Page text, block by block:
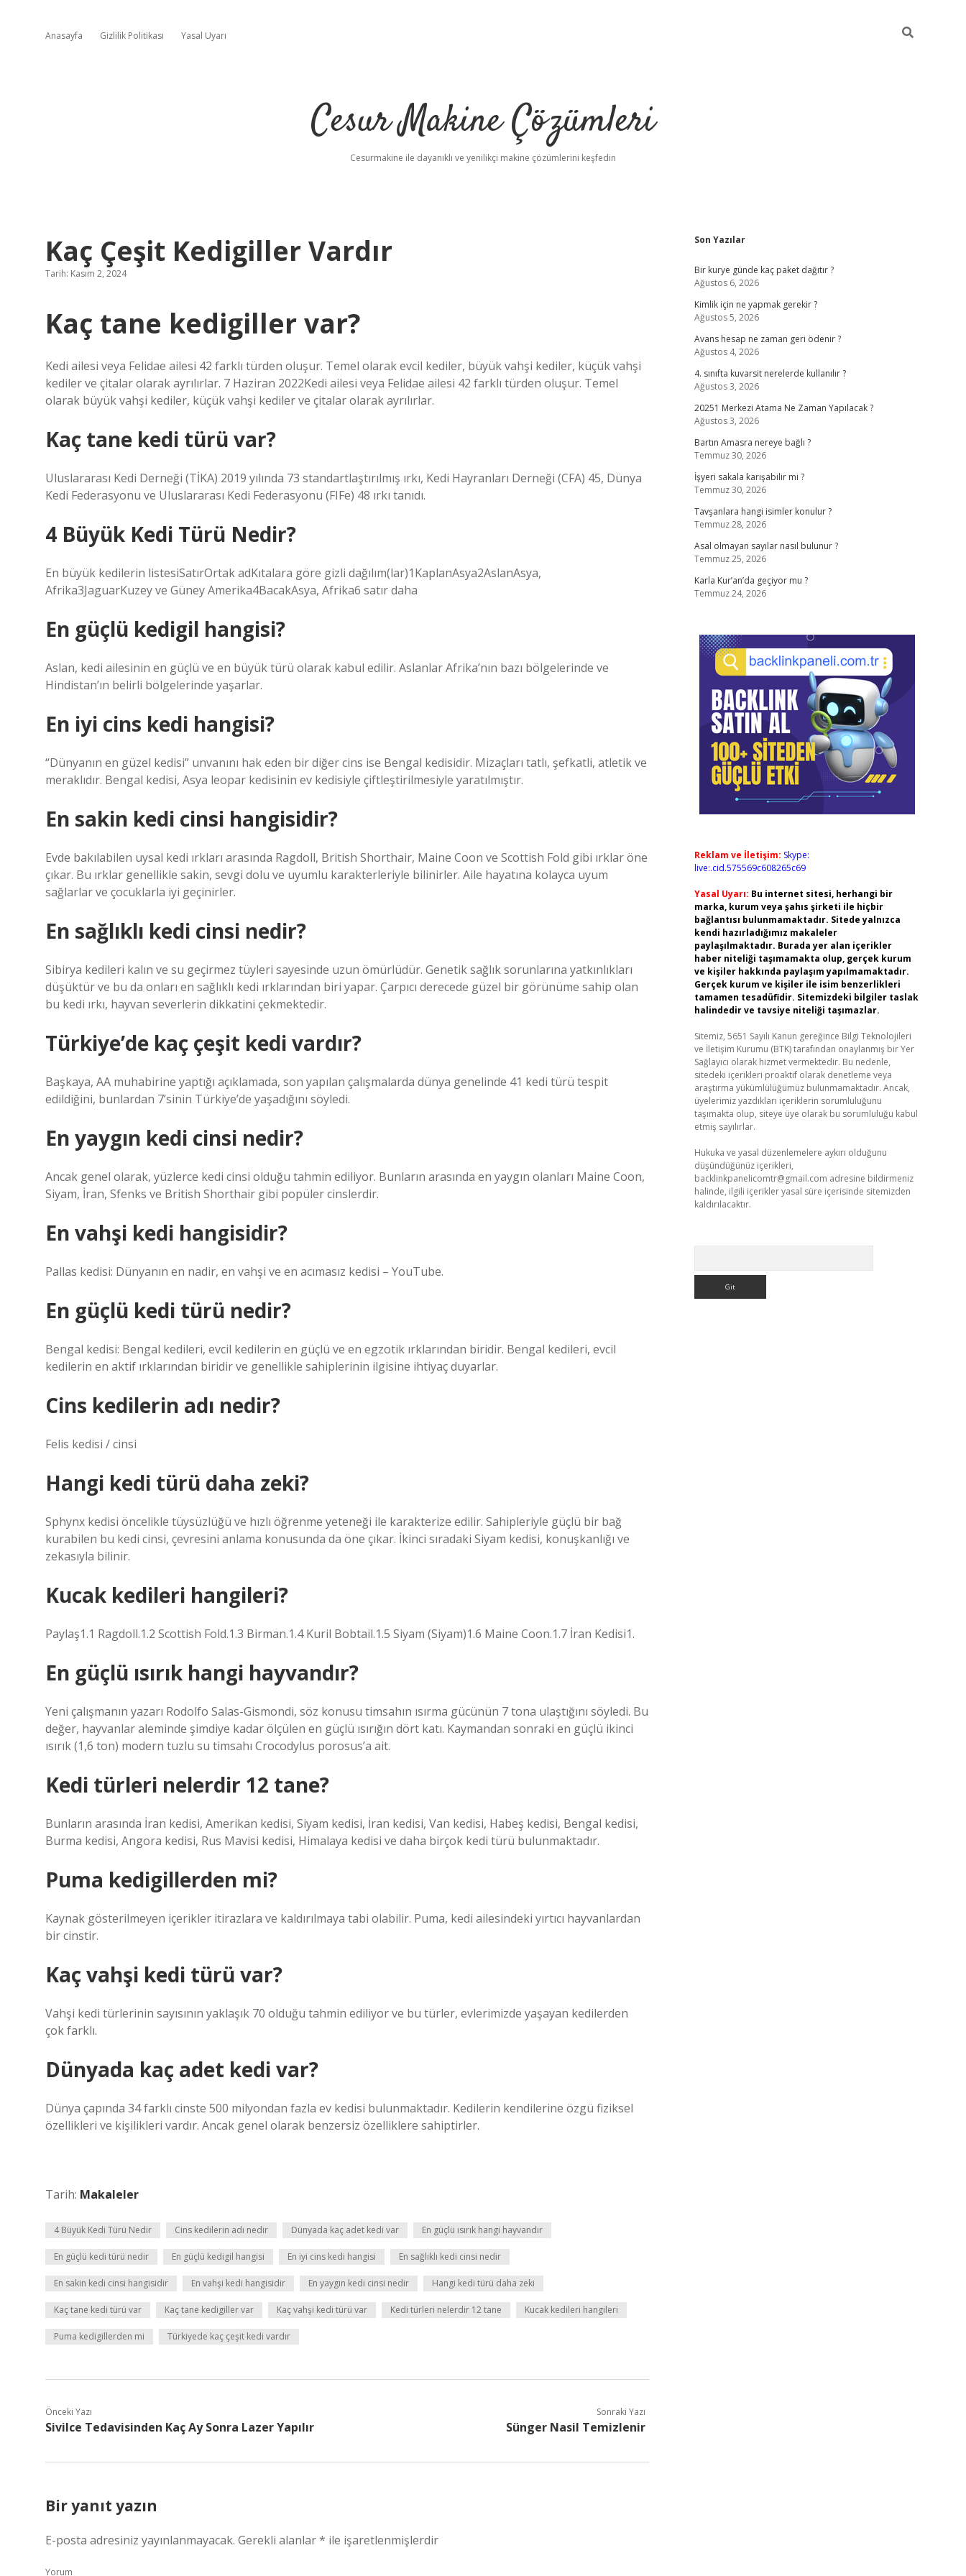
Anasayfa Gizlilik Politikası Yasal Uyarı
Cesur Makine Çözümleri
Cesurmakine ile dayanıklı ve yenilikçi makine çözümlerini keşfedin
Kaç Çeşit Kedigiller Vardır
Tarih: Kasım 2, 2024
Kaç tane kedigiller var?
Kedi ailesi veya Felidae ailesi 42 farklı türden oluşur. Temel olarak evcil kediler, büyük vahşi kediler, küçük vahşi
kediler ve çitalar olarak ayrılırlar. 7 Haziran 2022Kedi ailesi veya Felidae ailesi 42 farklı türden oluşur. Temel
olarak büyük vahşi kediler, küçük vahşi kediler ve çitalar olarak ayrılırlar.
Kaç tane kedi türü var?
Uluslararası Kedi Derneği (TİKA) 2019 yılında 73 standartlaştırılmış ırkı, Kedi Hayranları Derneği (CFA) 45, Dünya
Kedi Federasyonu ve Uluslararası Kedi Federasyonu (FIFe) 48 ırkı tanıdı.
4 Büyük Kedi Türü Nedir?
En büyük kedilerin listesiSatırOrtak adKıtalara göre gizli dağılım(lar)1KaplanAsya2AslanAsya,
Afrika3JaguarKuzey ve Güney Amerika4BacakAsya, Afrika6 satır daha
En güçlü kedigil hangisi?
Aslan, kedi ailesinin en güçlü ve en büyük türü olarak kabul edilir. Aslanlar Afrika’nın bazı bölgelerinde ve
Hindistan’ın belirli bölgelerinde yaşarlar.
En iyi cins kedi hangisi?
“Dünyanın en güzel kedisi” unvanını hak eden bir diğer cins ise Bengal kedisidir. Mizaçları tatlı, şefkatli, atletik ve
meraklıdır. Bengal kedisi, Asya leopar kedisinin ev kedisiyle çiftleştirilmesiyle yaratılmıştır.
En sakin kedi cinsi hangisidir?
Evde bakılabilen uysal kedi ırkları arasında Ragdoll, British Shorthair, Maine Coon ve Scottish Fold gibi ırklar öne
çıkar. Bu ırklar genellikle sakin, sevgi dolu ve uyumlu karakterleriyle bilinirler. Aile hayatına kolayca uyum
sağlarlar ve çocuklarla iyi geçinirler.
En sağlıklı kedi cinsi nedir?
Sibirya kedileri kalın ve su geçirmez tüyleri sayesinde uzun ömürlüdür. Genetik sağlık sorunlarına yatkınlıkları
düşüktür ve bu da onları en sağlıklı kedi ırklarından biri yapar. Çarpıcı derecede güzel bir görünüme sahip olan
bu kedi ırkı, hayvan severlerin dikkatini çekmektedir.
Türkiye’de kaç çeşit kedi vardır?
Başkaya, AA muhabirine yaptığı açıklamada, son yapılan çalışmalarda dünya genelinde 41 kedi türü tespit
edildiğini, bunlardan 7’sinin Türkiye’de yaşadığını söyledi.
En yaygın kedi cinsi nedir?
Ancak genel olarak, yüzlerce kedi cinsi olduğu tahmin ediliyor. Bunların arasında en yaygın olanları Maine Coon,
Siyam, İran, Sfenks ve British Shorthair gibi popüler cinslerdir.
En vahşi kedi hangisidir?
Pallas kedisi: Dünyanın en nadir, en vahşi ve en acımasız kedisi – YouTube.
En güçlü kedi türü nedir?
Bengal kedisi: Bengal kedileri, evcil kedilerin en güçlü ve en egzotik ırklarından biridir. Bengal kedileri, evcil
kedilerin en aktif ırklarından biridir ve genellikle sahiplerinin ilgisine ihtiyaç duyarlar.
Cins kedilerin adı nedir?
Felis kedisi / cinsi
Hangi kedi türü daha zeki?
Sphynx kedisi öncelikle tüysüzlüğü ve hızlı öğrenme yeteneği ile karakterize edilir. Sahipleriyle güçlü bir bağ
kurabilen bu kedi cinsi, çevresini anlama konusunda da öne çıkar. İkinci sıradaki Siyam kedisi, konuşkanlığı ve
zekasıyla bilinir.
Kucak kedileri hangileri?
Paylaş1.1 Ragdoll.1.2 Scottish Fold.1.3 Birman.1.4 Kuril Bobtail.1.5 Siyam (Siyam)1.6 Maine Coon.1.7 İran Kedisi1.
En güçlü ısırık hangi hayvandır?
Yeni çalışmanın yazarı Rodolfo Salas-Gismondi, söz konusu timsahın ısırma gücünün 7 tona ulaştığını söyledi. Bu
değer, hayvanlar aleminde şimdiye kadar ölçülen en güçlü ısırığın dört katı. Kaymandan sonraki en güçlü ikinci
ısırık (1,6 ton) modern tuzlu su timsahı Crocodylus porosus’a ait.
Kedi türleri nelerdir 12 tane?
Bunların arasında İran kedisi, Amerikan kedisi, Siyam kedisi, İran kedisi, Van kedisi, Habeş kedisi, Bengal kedisi,
Burma kedisi, Angora kedisi, Rus Mavisi kedisi, Himalaya kedisi ve daha birçok kedi türü bulunmaktadır.
Puma kedigillerden mi?
Kaynak gösterilmeyen içerikler itirazlara ve kaldırılmaya tabi olabilir. Puma, kedi ailesindeki yırtıcı hayvanlardan
bir cinstir.
Kaç vahşi kedi türü var?
Vahşi kedi türlerinin sayısının yaklaşık 70 olduğu tahmin ediliyor ve bu türler, evlerimizde yaşayan kedilerden
çok farklı.
Dünyada kaç adet kedi var?
Dünya çapında 34 farklı cinste 500 milyondan fazla ev kedisi bulunmaktadır. Kedilerin kendilerine özgü fiziksel
özellikleri ve kişilikleri vardır. Ancak genel olarak benzersiz özelliklere sahiptirler.
Tarih: Makaleler
4 Büyük Kedi Türü Nedir Cins kedilerin adı nedir Dünyada kaç adet kedi var En güçlü ısırık hangi hayvandır
En güçlü kedi türü nedir En güçlü kedigil hangisi En iyi cins kedi hangisi En sağlıklı kedi cinsi nedir
En sakin kedi cinsi hangisidir En vahşi kedi hangisidir En yaygın kedi cinsi nedir Hangi kedi türü daha zeki
Kaç tane kedi türü var Kaç tane kedigiller var Kaç vahşi kedi türü var Kedi türleri nelerdir 12 tane Kucak kedileri hangileri
Puma kedigillerden mi Türkiyede kaç çeşit kedi vardır
Önceki Yazı
Sivilce Tedavisinden Kaç Ay Sonra Lazer Yapılır
Sonraki Yazı
Sünger Nasil Temizlenir
Bir yanıt yazın
E-posta adresiniz yayınlanmayacak. Gerekli alanlar* ile işaretlenmişlerdir
Yorum
Sidebar
Son Yazılar
Bir kurye günde kaç paket dağıtır ?
Ağustos 6, 2026
Kimlik için ne yapmak gerekir ?
Ağustos 5, 2026
Avans hesap ne zaman geri ödenir ?
Ağustos 4, 2026
4. sınıfta kuvarsit nerelerde kullanılır ?
Ağustos 3, 2026
20251 Merkezi Atama Ne Zaman Yapılacak ?
Ağustos 3, 2026
Bartın Amasra nereye bağlı ?
Temmuz 30, 2026
İşyeri sakala karışabilir mi ?
Temmuz 30, 2026
Tavşanlara hangi isimler konulur ?
Temmuz 28, 2026
Asal olmayan sayılar nasıl bulunur ?
Temmuz 25, 2026
Karla Kur’an’da geçiyor mu ?
Temmuz 24, 2026
Reklam ve İletişim: Skype:
live:.cid.575569c608265c69
Yasal Uyarı: Bu internet sitesi, herhangi bir
marka, kurum veya şahıs şirketi ile hiçbir
bağlantısı bulunmamaktadır. Sitede yalnızca
kendi hazırladığımız makaleler
paylaşılmaktadır. Burada yer alan içerikler
haber niteliği taşımamakta olup, gerçek kurum
ve kişiler hakkında paylaşım yapılmamaktadır.
Gerçek kurum ve kişiler ile isim benzerlikleri
tamamen tesadüfidir. Sitemizdeki bilgiler taslak
halindedir ve tavsiye niteliği taşımazlar.
Sitemiz, 5651 Sayılı Kanun gereğince Bilgi Teknolojileri
ve İletişim Kurumu (BTK) tarafından onaylanmış bir Yer
Sağlayıcı olarak hizmet vermektedir. Bu nedenle,
sitedeki içerikleri proaktif olarak denetleme veya
araştırma yükümlülüğümüz bulunmamaktadır. Ancak,
üyelerimiz yazdıkları içeriklerin sorumluluğunu
taşımakta olup, siteye üye olarak bu sorumluluğu kabul
etmiş sayılırlar.
Hukuka ve yasal düzenlemelere aykırı olduğunu
düşündüğünüz içerikleri,
backlinkpanelicomtr@gmail.com adresine bildirmeniz
halinde, ilgili içerikler yasal süre içerisinde sitemizden
kaldırılacaktır.